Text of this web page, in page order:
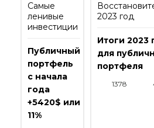
Самые
ленивые
инвестиции
Публичный
портфель
с начала
года
+5420$ или
11%
2023 год
Итоги 2023
для
портфеля
1378